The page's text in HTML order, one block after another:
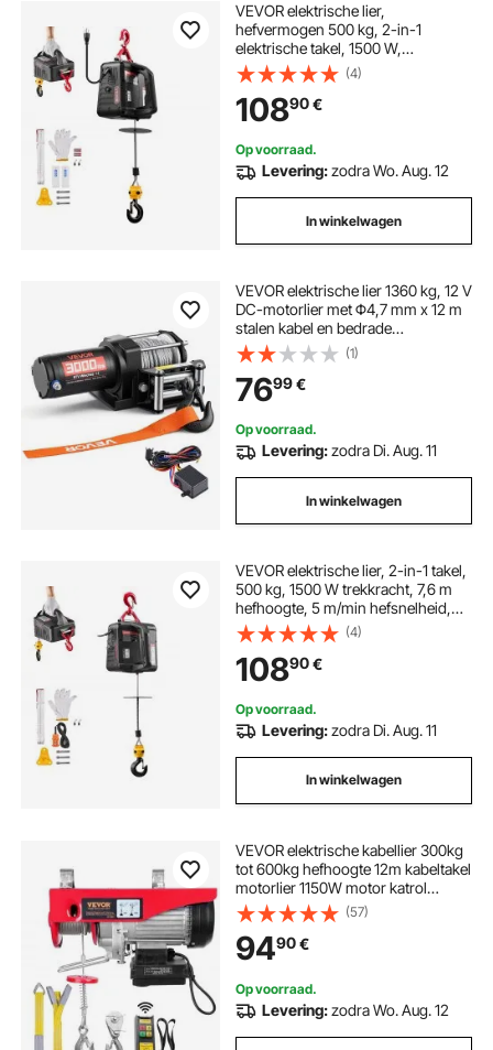
VEVOR elektrische lier,
hefvermogen 500 kg, 2-in-1
elektrische takel, 1500 W,
hefhoogte 7,6 m, hefsnelheid 5
m/min, met handmatige en
draadloze afstandsbediening voor
fabriek, magazijn en garage.
(4)
10890€
Op voorraad.
Levering:zodra Wo. Aug. 12
In winkelwagen
VEVOR elektrische lier 1360 kg, 12 V
DC-motorlier met Φ4,7 mm x 12 m
stalen kabel en bedrade
afstandsbediening, IP55, aluminium
behuizing, elektrische lier voor het
slepen van ATV's, zwart
(1)
7699€
Op voorraad.
Levering:zodra Di. Aug. 11
In winkelwagen
VEVOR elektrische lier, 2-in-1 takel,
500 kg, 1500 W trekkracht, 7,6 m
hefhoogte, 5 m/min hefsnelheid,
met handmatige en bedrade
afstandsbediening voor fabriek,
magazijn en garage
(4)
10890€
Op voorraad.
Levering:zodra Di. Aug. 11
In winkelwagen
VEVOR elektrische kabellier 300kg
tot 600kg hefhoogte 12m kabeltakel
motorlier 1150W motor katrol
10m/min hefsnelheid takel met
draadloze afstandsbediening
kabeltakel kettingtakel
(57)
9490€
Op voorraad.
Levering:zodra Wo. Aug. 12